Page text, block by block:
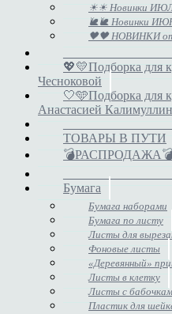
☀☀ Новинки
🐌🐌 Новинки
🖤🖤 НОВИНКИ
💖💛Подборка для
Чесноковой
🤍🩵Подборка для
Анастасией
ТОВАРЫ В ПУТИ
Бумага
Бумага наборами
Бумага по листу
Листы для
Фоновые листы
«Деревянный»
Листы в клетку
Листы с
Пластик для